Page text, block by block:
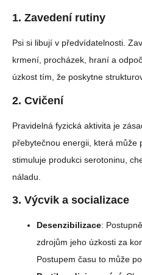
1. Zavedení rutiny
Psi si libují v předvídatelnosti.
krmení, procházek, hraní a
úzkost tím, že poskytne
2. Cvičení
Pravidelná fyzická aktivita je
přebytečnou energii, která může
stimuluje produkci serotoninu,
náladu.
3. Výcvik a socializace
Desenzibilizace:
zdrojům jeho úzkosti za
Postupem času to může